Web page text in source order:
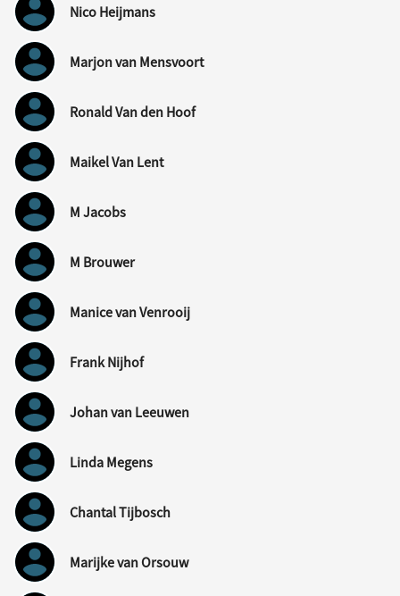
Nico Heijmans
Marjon van Mensvoort
Ronald Van den Hoof
Maikel Van Lent
M Jacobs
M Brouwer
Manice van Venrooij
Frank Nijhof
Johan van Leeuwen
Linda Megens
Chantal Tijbosch
Marijke van Orsouw